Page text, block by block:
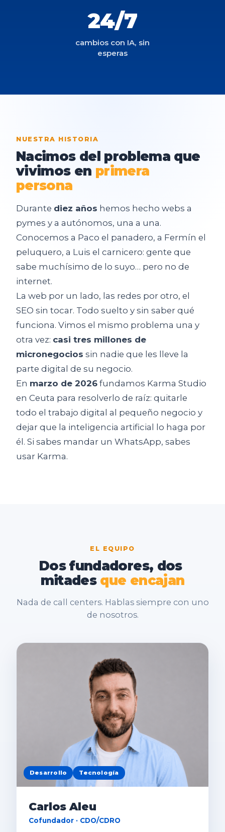
24/7
cambios con IA, sin
esperas
NUESTRA HISTORIA
Nacimos del problema que
vivimos en primera
persona
Durante diez años hemos hecho webs a
pymes y a autónomos, una a una.
Conocemos a Paco el panadero, a Fermín el
peluquero, a Luis el carnicero: gente que
sabe muchísimo de lo suyo… pero no de
internet.
La web por un lado, las redes por otro, el
SEO sin tocar. Todo suelto y sin saber qué
funciona. Vimos el mismo problema una y
otra vez: casi tres millones de
micronegocios sin nadie que les lleve la
parte digital de su negocio.
En marzo de 2026 fundamos Karma Studio
en Ceuta para resolverlo de raíz: quitarle
todo el trabajo digital al pequeño negocio y
dejar que la inteligencia artificial lo haga por
él. Si sabes mandar un WhatsApp, sabes
usar Karma.
EL EQUIPO
Dos fundadores, dos
mitades que encajan
Nada de call centers. Hablas siempre con uno
de nosotros.
Desarrollo Tecnología
Carlos Aleu
Cofundador · CDO/CDRO